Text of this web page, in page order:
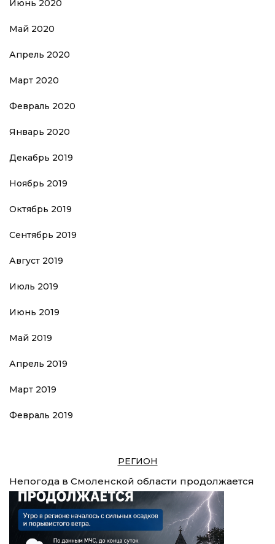
Июнь 2020
Май 2020
Апрель 2020
Март 2020
Февраль 2020
Январь 2020
Декабрь 2019
Ноябрь 2019
Октябрь 2019
Сентябрь 2019
Август 2019
Июль 2019
Июнь 2019
Май 2019
Апрель 2019
Март 2019
Февраль 2019
РЕГИОН
Непогода в Смоленской области продолжается